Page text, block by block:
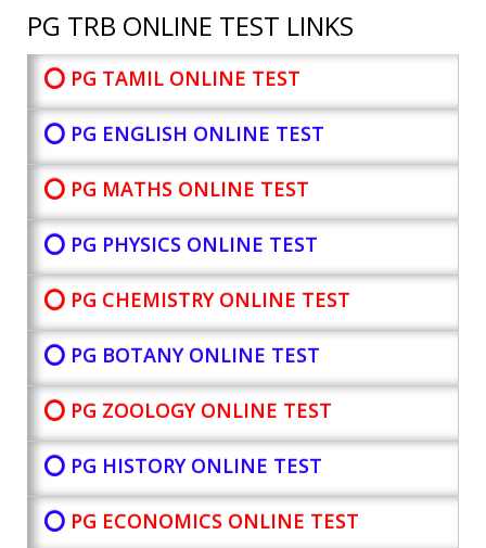
PG TRB ONLINE TEST LINKS
⭕ PG TAMIL ONLINE TEST
⭕ PG ENGLISH ONLINE TEST
⭕ PG MATHS ONLINE TEST
⭕ PG PHYSICS ONLINE TEST
⭕ PG CHEMISTRY ONLINE TEST
⭕ PG BOTANYONLINE TEST
⭕ PG ZOOLOGY ONLINE TEST
⭕ PG HISTORY ONLINE TEST
⭕ PG ECONOMICS ONLINE TEST